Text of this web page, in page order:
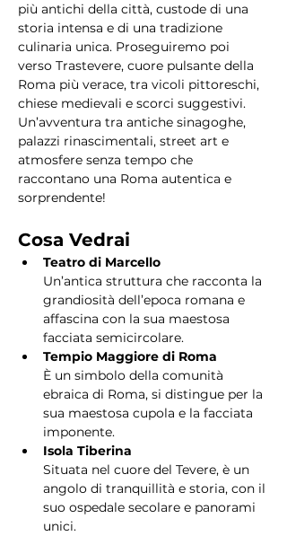
più antichi della città, custode di una
storia intensa e di una tradizione
culinaria unica. Proseguiremo poi
verso Trastevere, cuore pulsante della
Roma più verace, tra vicoli pittoreschi,
chiese medievali e scorci suggestivi.
Un’avventura tra antiche sinagoghe,
palazzi rinascimentali, street art e
atmosfere senza tempo che
raccontano una Roma autentica e
sorprendente!
Cosa Vedrai
Teatro di Marcello
Un’antica struttura che racconta la
grandiosità dell’epoca romana e
affascina con la sua maestosa
facciata semicircolare.
Tempio Maggiore di Roma
È un simbolo della comunità
ebraica di Roma, si distingue per la
sua maestosa cupola e la facciata
imponente.
Isola Tiberina
Situata nel cuore del Tevere, è un
angolo di tranquillità e storia, con il
suo ospedale secolare e panorami
unici.